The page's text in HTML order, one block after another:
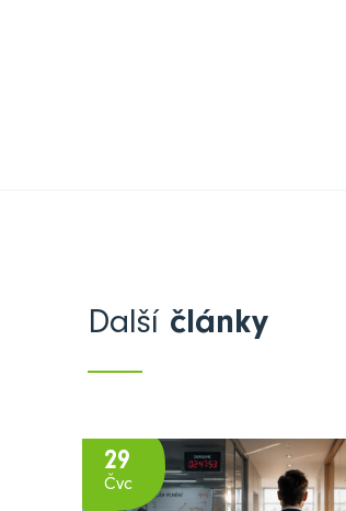
Další články
29
Čvc